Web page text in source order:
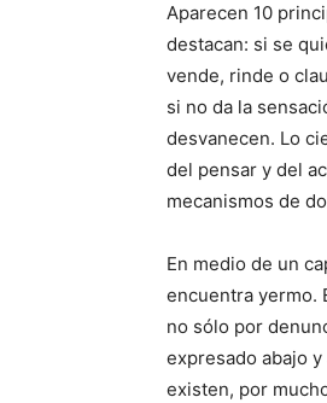
Aparecen 10
destacan: si se
vende, rinde o
si no da la
desvanecen. Lo
del pensar y del
mecanismos de
En medio de un
encuentra yermo.
no sólo por
expresado abajo
existen, por